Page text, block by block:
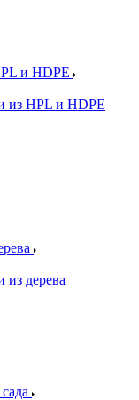
и HDPE
из HPL и HDPE
из дерева